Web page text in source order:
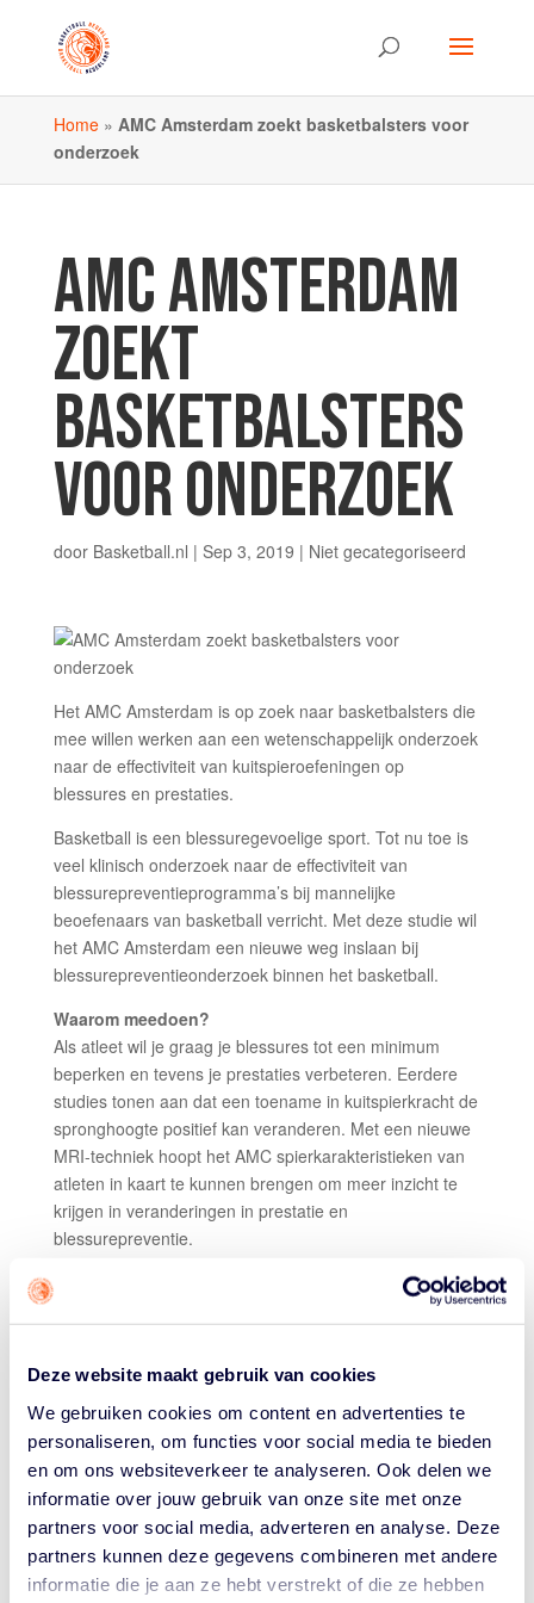
Deze website maakt gebruik van cookies
We gebruiken cookies om content en advertenties te
personaliseren, om functies voor social media te bieden
en om ons websiteverkeer te analyseren. Ook delen we
informatie over jouw gebruik van onze site met onze
partners voor social media, adverteren en analyse. Deze
partners kunnen deze gegevens combineren met andere
informatie die je aan ze hebt verstrekt of die ze hebben
Home» AMC Amsterdam zoekt basketbalsters voor
onderzoek
AMC AMSTERDAM
ZOEKT
BASKETBALSTERS
VOOR ONDERZOEK
door Basketball.nl | Sep 3, 2019 | Niet gecategoriseerd
Het AMC Amsterdam is op zoek naar basketbalsters die
mee willen werken aan een wetenschappelijk onderzoek
naar de effectiviteit van kuitspieroefeningen op
blessures en prestaties.
Basketball is een blessuregevoelige sport. Tot nu toe is
veel klinisch onderzoek naar de effectiviteit van
blessurepreventieprogramma’s bij mannelijke
beoefenaars van basketball verricht. Met deze studie wil
het AMC Amsterdam een nieuwe weg inslaan bij
blessurepreventieonderzoek binnen het basketball.
Waarom meedoen?
Als atleet wil je graag je blessures tot een minimum
beperken en tevens je prestaties verbeteren. Eerdere
studies tonen aan dat een toename in kuitspierkracht de
spronghoogte positief kan veranderen. Met een nieuwe
MRI-techniek hoopt het AMC spierkarakteristieken van
atleten in kaart te kunnen brengen om meer inzicht te
krijgen in veranderingen in prestatie en
blessurepreventie.
Erkend onderzoekscentrum
elf IOC-onderzoekscentra wereldwijd. In deze centra
wordt onderzoek gedaan naar het voorkomen van
sportblessures en naar de gezondheid van sporters in
het algemeen.
Wat houdt deelname in?
Bij toezegging tot deelname wordt elke atleet apart per
loting verdeeld in een Interventiegroep A,
Interventiegroep B of in een Controlegroep. Mocht jij in